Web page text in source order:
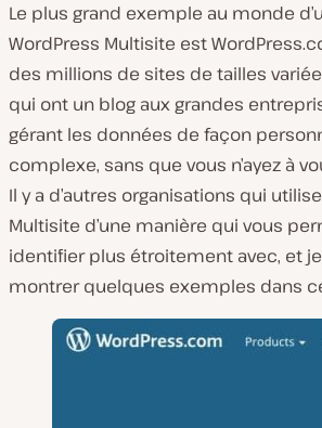
Le plus grand exemple au monde
WordPress Multisite est
des millions de sites de tailles
qui ont un blog aux grandes
gérant les données de façon
complexe, sans que vous n’ayez à
Il y a d’autres organisations qui
Multisite d’une manière qui vous
identifier plus étroitement avec, et
montrer quelques exemples dans